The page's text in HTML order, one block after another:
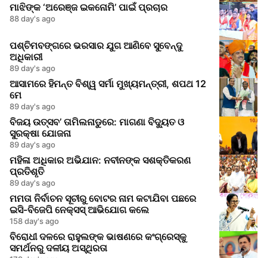
ମାଝିଙ୍କ ‘ଅରେଞ୍ଜ ଇକନୋମି’ ପାଇଁ ପ୍ରଚାର
88 day's ago
ପଶ୍ଚିମବଙ୍ଗରେ ଭରସାର ଯୁଗ ଆଣିବେ ସୁବେନ୍ଦୁ
ଅଧିକାରୀ
89 day's ago
ଆସାମରେ ହିମନ୍ତ ବିଶ୍ୱ ସର୍ମା ମୁଖ୍ୟମନ୍ତ୍ରୀ, ଶପଥ 12
ମେ
89 day's ago
ବିଜୟ ଉତ୍ସବ’ ତାମିଲନାଡୁରେ: ମାଗଣା ବିଦ୍ୟୁତ ଓ
ସୁରକ୍ଷା ଯୋଜନା
89 day's ago
ମହିଳା ଅଧିକାର ଅଭିଯାନ: ନବୀନଙ୍କ ସଶକ୍ତିକରଣ
ପ୍ରତିଶୃତି
89 day's ago
ମମତା ନିର୍ବାଚନ ସୂଚୀରୁ ବୋଟର ନାମ କଟାଯିବା ପଛରେ
ଇସି-ବିଜେପି ନେକ୍ସସ୍ ଆଭିଯୋଗ କଲେ
158 day's ago
ବିରୋଧୀ ଦଳରେ ରାହୁଲଙ୍କ ଭାଷଣରେ କଂଗ୍ରେସ୍‌କୁ
ସମର୍ଥନରୁ ଦଳୀୟ ଅସ୍ଥିରତା